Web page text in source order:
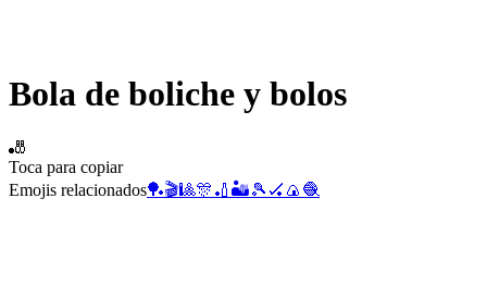
Bola de boliche y bolos
🎳
Toca para copiar
Emojis relacionados🏓🎬🎱🎊 🏏 🏜️🎾 🏑 🍙 🧶